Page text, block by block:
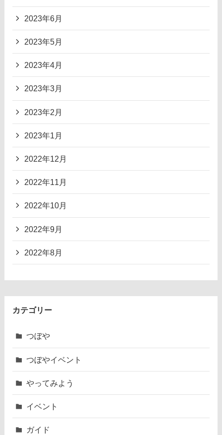
2023年6月
2023年5月
2023年4月
2023年3月
2023年2月
2023年1月
2022年12月
2022年11月
2022年10月
2022年9月
2022年8月
カテゴリー
つぼや
つぼやイベント
やってみよう
イベント
ガイド